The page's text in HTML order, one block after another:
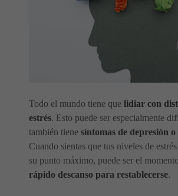
Todo el mundo tiene que lidiar con
estrés. Esto puede ser especialmente
también tiene síntomas de depresión o
Cuando sientas que tus niveles de
su punto máximo, puede ser el
rápido descanso para restablecerse.